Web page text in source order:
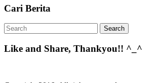
Cari Berita
Like and Share, Thankyou!! ^_^